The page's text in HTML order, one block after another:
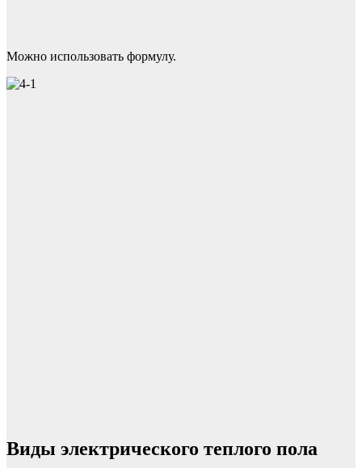
Можно использовать формулу.
Виды электрического теплого пола